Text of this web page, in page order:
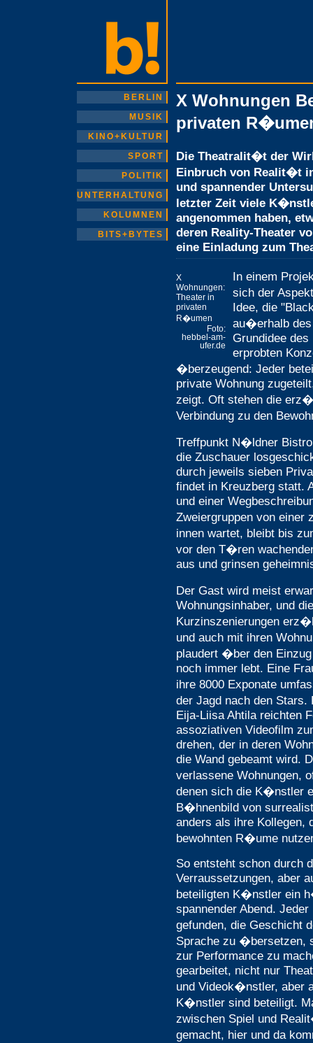
BERLIN
MUSIK
KINO+KULTUR
SPORT
POLITIK
UNTERHALTUNG
KOLUMNEN
BITS+BYTES
X Wohnungen
privaten
Die Theatralit�t der
Einbruch von Realit�t
und spannender
letzter Zeit viele
angenommen haben,
deren Reality-Theater
eine Einladung zum
X
Wohnungen:
Theater in
privaten
R�umen
Foto:
hebbel-am-
ufer.de
In einem
sich der
Idee, die
au�erhalb des
Grundidee
erprobten
�berzeugend: Jeder
private Wohnung
zeigt. Oft stehen die
Verbindung zu den
Treffpunkt N�ldner
die Zuschauer
durch jeweils sieben
findet in Kreuzberg statt.
und einer
Zweiergruppen von
innen wartet, bleibt bis
vor den T�ren
aus und grinsen
Der Gast wird meist
Wohnungsinhaber, und
Kurzinszenierungen
und auch mit ihren
plaudert �ber den
noch immer lebt. Eine
ihre 8000 Exponate
der Jagd nach den
Eija-Liisa Ahtila reichten
assoziativen Videofilm
drehen, der in deren
die Wand gebeamt wird.
verlassene Wohnungen,
denen sich die K�nstler
B�hnenbild von
anders als ihre Kollegen,
bewohnten R�ume
So entsteht schon durch
Verraussetzungen, aber
beteiligten K�nstler ein
spannender Abend.
gefunden, die Geschicht
Sprache zu �bersetzen,
zur Performance zu
gearbeitet, nicht nur
und Videok�nstler, aber
K�nstler sind beteiligt.
zwischen Spiel und
gemacht, hier und da